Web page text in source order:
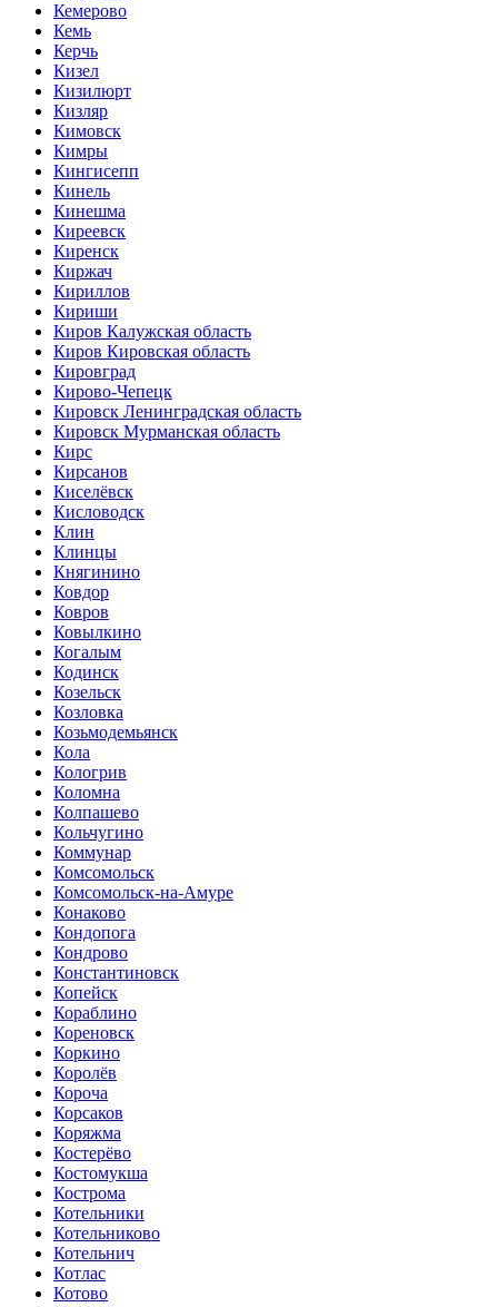
Кемерово
Кемь
Керчь
Кизел
Кизилюрт
Кизляр
Кимовск
Кимры
Кингисепп
Кинель
Кинешма
Киреевск
Киренск
Киржач
Кириллов
Кириши
Киров Калужская область
Киров Кировская область
Кировград
Кирово-Чепецк
Кировск Ленинградская область
Кировск Мурманская область
Кирс
Кирсанов
Киселёвск
Кисловодск
Клин
Клинцы
Княгинино
Ковдор
Ковров
Ковылкино
Когалым
Кодинск
Козельск
Козловка
Козьмодемьянск
Кола
Кологрив
Коломна
Колпашево
Кольчугино
Коммунар
Комсомольск
Комсомольск-на-Амуре
Конаково
Кондопога
Кондрово
Константиновск
Копейск
Кораблино
Кореновск
Коркино
Королёв
Короча
Корсаков
Коряжма
Костерёво
Костомукша
Кострома
Котельники
Котельниково
Котельнич
Котлас
Котово